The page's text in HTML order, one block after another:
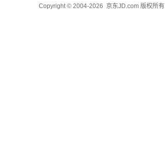
Copyright © 2004-2026 京东JD.com 版权所有